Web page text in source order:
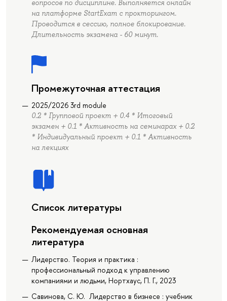
вопросов по дисциплине. Выполняется онлайн
на платформе StartExam с прокторингом.
Проводится в сессию, полное блокирование.
Длительность экзамена - 60 минут.
Промежуточная аттестация
2025/2026 3rd module
0.2 * Групповой проект + 0.4 * Итоговый
экзамен + 0.1 * Активность на семинарах + 0.2
* Индивидуальный проект + 0.1 * Активность
на лекциях
Список литературы
Рекомендуемая основная
литература
Лидерство. Теория и практика :
профессиональный подход к управлению
компаниями и людьми, Нортхаус, П. Г., 2023
Савинова, С. Ю. Лидерство в бизнесе : учебник